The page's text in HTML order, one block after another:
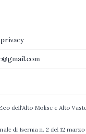
dell'Alto Molise e Alto
di Isernia n. 2 del 12 marzo